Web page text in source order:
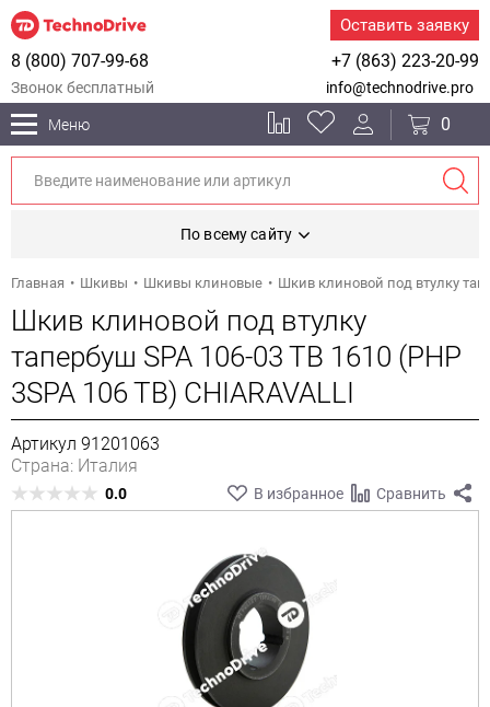
Оставить заявку
+7 (863) 223-20-99
8 (800) 707-99-68
Звонок бесплатный info@technodrive.pro
Меню 0
По всему сайту
Главная Шкивы Шкивы клиновые Шкив клиновой под втулку
Шкив клиновой под втулку
тапербуш SPA 106-03 TB 1610 (PHP
3SPA 106 TB) CHIARAVALLI
Артикул 91201063
Страна: Италия
0.0 В избранное Сравнить